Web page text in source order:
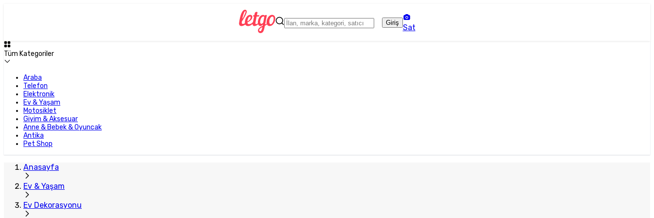
Giriş
Sat
Tüm Kategoriler
Araba
Telefon
Elektronik
Ev & Yaşam
Motosiklet
Giyim & Aksesuar
Anne & Bebek & Oyuncak
Antika
Pet Shop
Anasayfa
Ev & Yaşam
Ev Dekorasyonu